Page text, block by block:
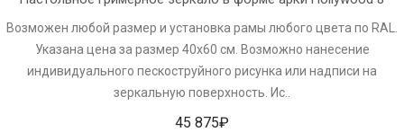
Возможен любой размер и установка рамы любого цвета по RAL.
Указана цена за размер 40х60 см. Возможно нанесение
индивидуального пескоструйного рисунка или надписи на
зеркальную поверхность. Ис..
45 875₽